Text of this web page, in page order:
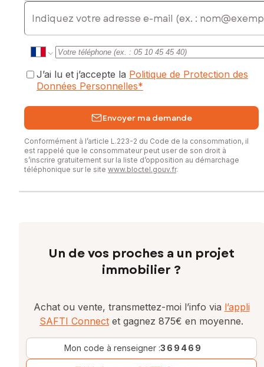
E-mail
J’ai lu et j’accepte la Politique de Protection des
Données Personnelles*
Envoyer ma demande
Conformément à l’article L.223-2 du Code de la consommation, il
est rappelé que le consommateur peut user de son droit à
s’inscrire gratuitement sur la liste d’opposition au démarchage
téléphonique sur le site www.bloctel.gouv.fr.
Un de vos proches a un projet
immobilier ?
Achat ou vente, transmettez-moi l’info via l’appli
SAFTI Connect et gagnez 875€ en moyenne.
Mon code à renseigner :369469